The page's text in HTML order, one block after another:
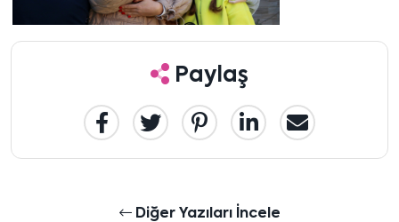
Paylaş
Diğer Yazıları İncele